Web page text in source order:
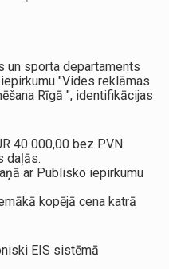
un sporta departaments
"Vides reklāmas
Rīgā ", identifikācijas
40 000,00 bez PVN.
daļās.
ar Publisko iepirkumu
kopējā cena katrā
EIS sistēmā